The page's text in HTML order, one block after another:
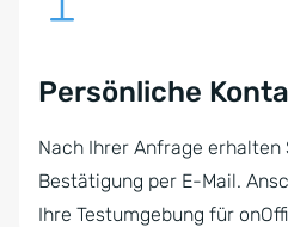
Persönliche
Nach Ihrer Anfrage erhalten
Bestätigung per E-Mail.
Ihre Testumgebung für